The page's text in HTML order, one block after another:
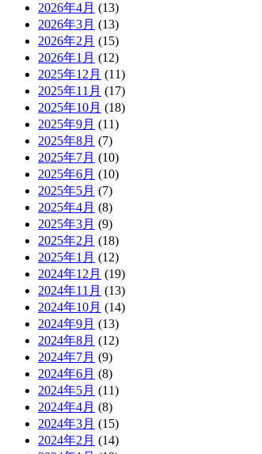
2026年4月 (13)
2026年3月 (13)
2026年2月 (15)
2026年1月 (12)
2025年12月 (11)
2025年11月 (17)
2025年10月 (18)
2025年9月 (11)
2025年8月 (7)
2025年7月 (10)
2025年6月 (10)
2025年5月 (7)
2025年4月 (8)
2025年3月 (9)
2025年2月 (18)
2025年1月 (12)
2024年12月 (19)
2024年11月 (13)
2024年10月 (14)
2024年9月 (13)
2024年8月 (12)
2024年7月 (9)
2024年6月 (8)
2024年5月 (11)
2024年4月 (8)
2024年3月 (15)
2024年2月 (14)